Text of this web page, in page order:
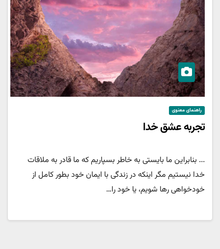
راهنمای معنوی
تجربه عشق خدا
... بنابراین ما بایستی به خاطر بسپاریم که ما قادر به ملاقات
خدا نیستیم مگر اینکه در زندگی با ایمان خود بطور کامل از
خودخواهی رها شویم، یا خود را…